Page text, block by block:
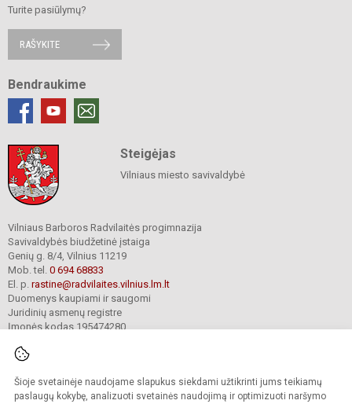
Šioje svetainėje naudojame slapukus siekdami užtikrinti jums teikiamų
paslaugų kokybę, analizuoti svetainės naudojimą ir optimizuoti naršymo
Turite pasiūlymų?
RAŠYKITE
Bendraukime
Steigėjas
Vilniaus miesto savivaldybė
Vilniaus Barboros Radvilaitės progimnazija
Savivaldybės biudžetinė įstaiga
Genių g. 8/4, Vilnius 11219
Mob. tel. 0 694 68833
El. p. rastine@radvilaites.vilnius.lm.lt
Duomenys kaupiami ir saugomi
Juridinių asmenų registre
Įmonės kodas 195474280
© 2023. Vilniaus Barboros Radvilaitės progimnazija. Visos teisės saugomos.
Kopijuoti turinį be raštiško įstaigos administracijos sutikimo griežtai draudžiama.